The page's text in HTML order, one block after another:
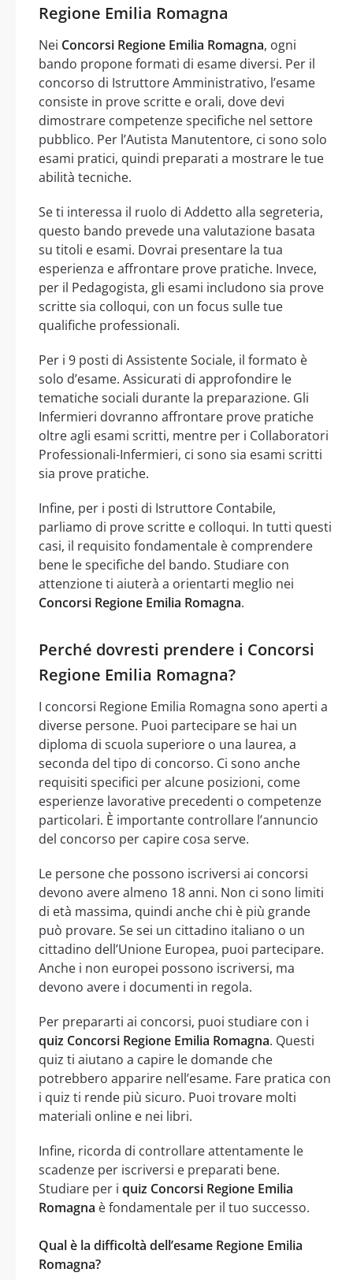
Regione Emilia Romagna
Nei Concorsi Regione Emilia Romagna, ogni
bando propone formati di esame diversi. Per il
concorso di Istruttore Amministrativo, l’esame
consiste in prove scritte e orali, dove devi
dimostrare competenze specifiche nel settore
pubblico. Per l’Autista Manutentore, ci sono solo
esami pratici, quindi preparati a mostrare le tue
abilità tecniche.
Se ti interessa il ruolo di Addetto alla segreteria,
questo bando prevede una valutazione basata
su titoli e esami. Dovrai presentare la tua
esperienza e affrontare prove pratiche. Invece,
per il Pedagogista, gli esami includono sia prove
scritte sia colloqui, con un focus sulle tue
qualifiche professionali.
Per i 9 posti di Assistente Sociale, il formato è
solo d’esame. Assicurati di approfondire le
tematiche sociali durante la preparazione. Gli
Infermieri dovranno affrontare prove pratiche
oltre agli esami scritti, mentre per i Collaboratori
Professionali-Infermieri, ci sono sia esami scritti
sia prove pratiche.
Infine, per i posti di Istruttore Contabile,
parliamo di prove scritte e colloqui. In tutti questi
casi, il requisito fondamentale è comprendere
bene le specifiche del bando. Studiare con
attenzione ti aiuterà a orientarti meglio nei
Concorsi Regione Emilia Romagna.
Perché dovresti prendere i Concorsi
Regione Emilia Romagna?
I concorsi Regione Emilia Romagna sono aperti a
diverse persone. Puoi partecipare se hai un
diploma di scuola superiore o una laurea, a
seconda del tipo di concorso. Ci sono anche
requisiti specifici per alcune posizioni, come
esperienze lavorative precedenti o competenze
particolari. È importante controllare l’annuncio
del concorso per capire cosa serve.
Le persone che possono iscriversi ai concorsi
devono avere almeno 18 anni. Non ci sono limiti
di età massima, quindi anche chi è più grande
può provare. Se sei un cittadino italiano o un
cittadino dell’Unione Europea, puoi partecipare.
Anche i non europei possono iscriversi, ma
devono avere i documenti in regola.
Per prepararti ai concorsi, puoi studiare con i
quiz Concorsi Regione Emilia Romagna. Questi
quiz ti aiutano a capire le domande che
potrebbero apparire nell’esame. Fare pratica con
i quiz ti rende più sicuro. Puoi trovare molti
materiali online e nei libri.
Infine, ricorda di controllare attentamente le
scadenze per iscriversi e preparati bene.
Studiare per i quiz Concorsi Regione Emilia
Romagna è fondamentale per il tuo successo.
Qual è la difficoltà dell’esame Regione Emilia
Romagna?